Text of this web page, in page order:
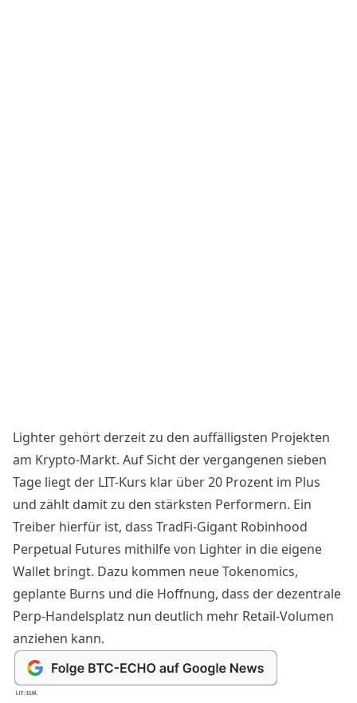
Lighter gehört derzeit zu den auffälligsten Projekten
am Krypto-Markt. Auf Sicht der vergangenen sieben
Tage liegt der LIT-Kurs klar über 20 Prozent im Plus
und zählt damit zu den stärksten Performern. Ein
Treiber hierfür ist, dass TradFi-Gigant Robinhood
Perpetual Futures mithilfe von Lighter in die eigene
Wallet bringt. Dazu kommen neue Tokenomics,
geplante Burns und die Hoffnung, dass der dezentrale
Perp-Handelsplatz nun deutlich mehr Retail-Volumen
anziehen kann.